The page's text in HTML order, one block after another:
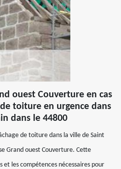
ouest Couverture en cas
toiture en urgence dans
dans le 44800
de toiture dans la ville de Saint
Grand ouest Couverture. Cette
les compétences nécessaires pour